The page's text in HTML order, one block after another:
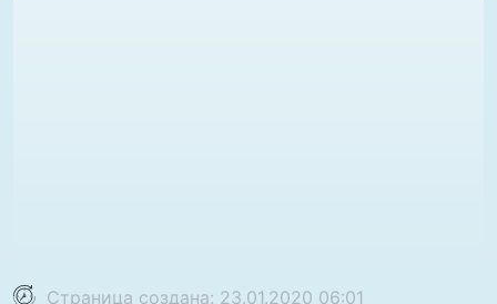
Страница создана: 23.01.2020 06:01